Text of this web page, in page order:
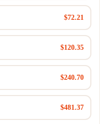
$72.21
$120.35
$240.70
$481.37